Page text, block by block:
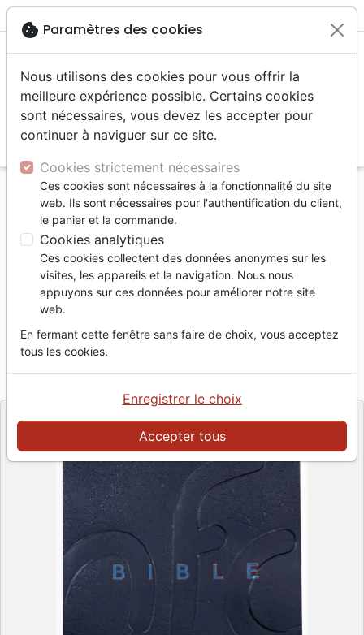
menu
Accueil Bibles
Français courant
Bible Nouvelle Français courant miniature sans
deutérocanoniques
Bible Nouvelle Français courant
miniature
Sans les deutérocanoniques
Nouvelle Français Courant
cookie Paramètres des cookies
Nous utilisons des cookies pour vous offrir la
meilleure expérience possible. Certains cookies
sont nécessaires, vous devez les accepter pour
continuer à naviguer sur ce site.
Cookies strictement nécessaires
Ces cookies sont nécessaires à la fonctionnalité du site
web. Ils sont nécessaires pour l'authentification du client,
le panier et la commande.
Cookies analytiques
Ces cookies collectent des données anonymes sur les
visites, les appareils et la navigation. Nous nous
appuyons sur ces données pour améliorer notre site
web.
En fermant cette fenêtre sans faire de choix, vous acceptez
tous les cookies.
Accepter tous
Enregistrer le choix